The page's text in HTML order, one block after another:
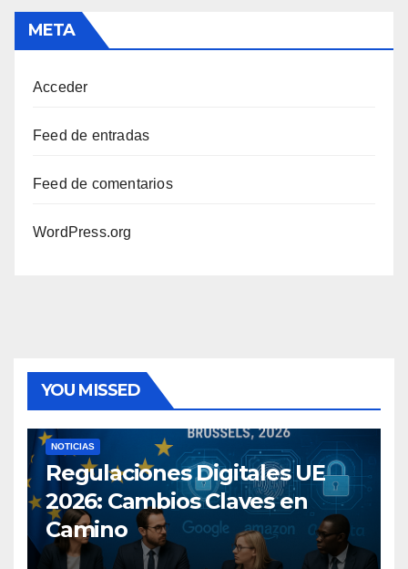
META
Acceder
Feed de entradas
Feed de comentarios
WordPress.org
YOU MISSED
NOTICIAS
Regulaciones Digitales UE
2026: Cambios Claves en
Camino